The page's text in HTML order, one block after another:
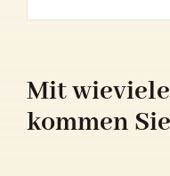
Mit
kommen